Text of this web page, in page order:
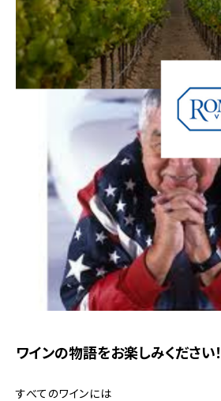
ワインの物語をお楽しみください！
すべてのワインには